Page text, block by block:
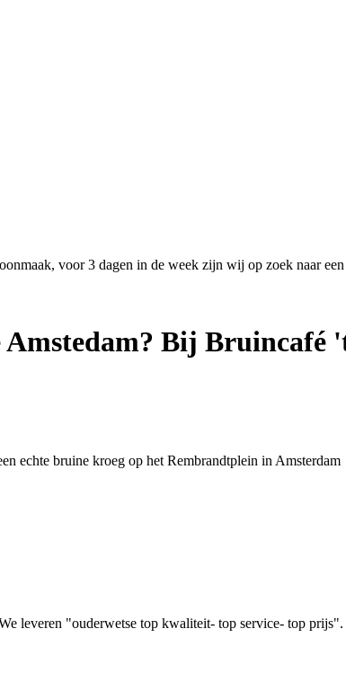
voor 3 dagen in de week zijn wij op zoek naar
Bij
echte bruine kroeg op het Rembrandtplein in Amsterdam
leveren "ouderwetse top kwaliteit- top service- top prijs".